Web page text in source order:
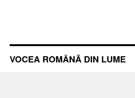
VOCEA ROMÂNĂ DIN LUME